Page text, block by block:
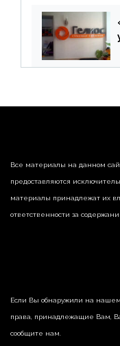
Все материалы на данном
предоставляются
материалы принадлежат их
ответственности за
Если Вы обнаружили на
права, принадлежащие Вам,
сообщите нам.